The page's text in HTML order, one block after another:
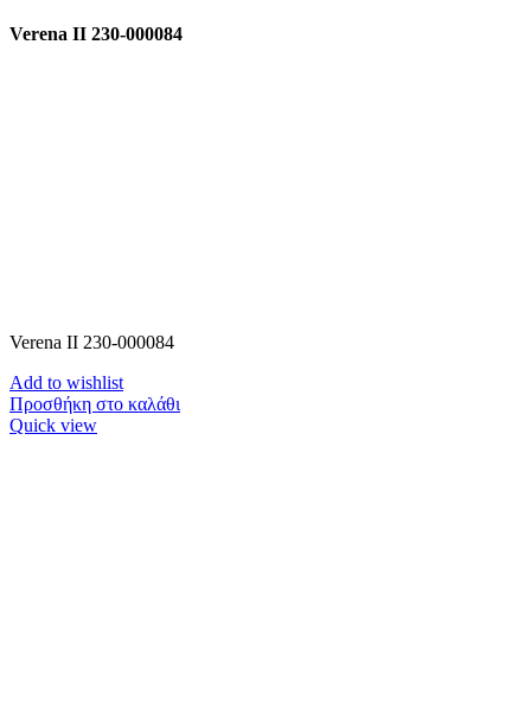
Verena II 230-000084
Verena II 230-000084
Add to wishlist
Προσθήκη στο καλάθι
Quick view